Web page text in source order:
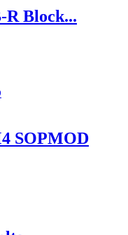
Block...
SOPMOD